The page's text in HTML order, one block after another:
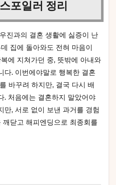
포일러 정리
진과의 결혼 생활에 싫증이 난
집에 돌아와도 전혀 마음이
에 지쳐가던 중, 뜻밖에 아내와
다. 이번에야말로 행복한 결혼
바꾸려 하지만, 결국 다시 배
. 처음에는 결혼하지 말았어야
만, 서로 없이 보낸 과거를 경험
닫고 해피엔딩으로 최종회를